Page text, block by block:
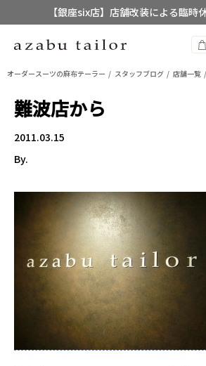
【店舗限定】レディースオー
8/12~8/16 夏季休業のお
オーダースーツの麻布テーラー スタッフブログ 店舗一覧
難波店から
2011.03.15
By.